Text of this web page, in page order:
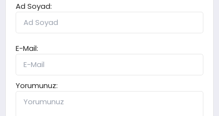
Ad Soyad:
E-Mail:
Yorumunuz: